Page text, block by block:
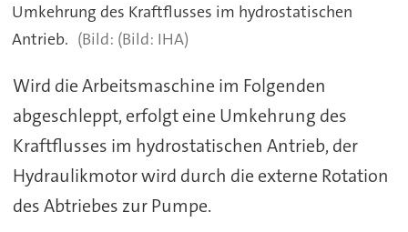
Umkehrung des Kraftflusses im hydrostatischen
Antrieb.
(Bild: IHA)
Wird die Arbeitsmaschine im Folgenden
abgeschleppt, erfolgt eine Umkehrung des
Kraftflusses im hydrostatischen Antrieb, der
Hydraulikmotor wird durch die externe Rotation
des Abtriebes zur Pumpe.